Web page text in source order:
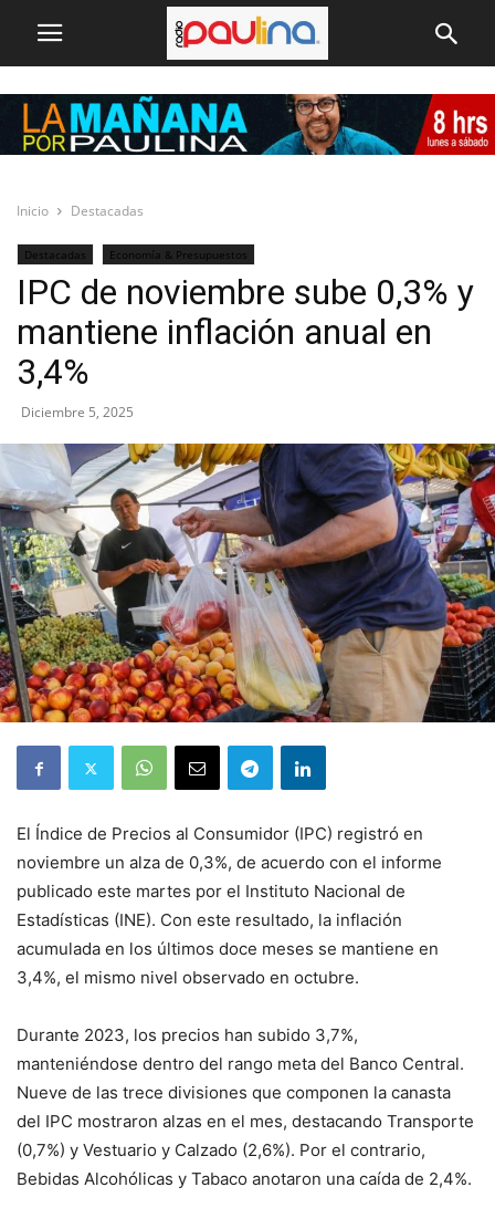
Inicio Destacadas
Destacadas Economía & Presupuestos
IPC de noviembre sube 0,3% y
mantiene inflación anual en
3,4%
Diciembre 5, 2025
El Índice de Precios al Consumidor (IPC) registró en
noviembre un alza de 0,3%, de acuerdo con el informe
publicado este martes por el Instituto Nacional de
Estadísticas (INE). Con este resultado, la inflación
acumulada en los últimos doce meses se mantiene en
3,4%, el mismo nivel observado en octubre.
Durante 2023, los precios han subido 3,7%,
manteniéndose dentro del rango meta del Banco Central.
Nueve de las trece divisiones que componen la canasta
del IPC mostraron alzas en el mes, destacando Transporte
(0,7%) y Vestuario y Calzado (2,6%). Por el contrario,
Bebidas Alcohólicas y Tabaco anotaron una caída de 2,4%.